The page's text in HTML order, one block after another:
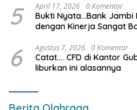
5 April 17, 2026 0 Komentar
Bukti Nyata…Bank Jambi
dengan Kinerja Sangat
6 Agustus 7, 2026 0 Komentar
Catat…. CFD di Kantor
liburkan ini alasannya